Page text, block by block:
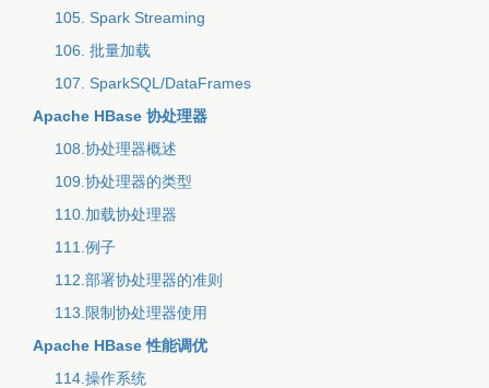
105. Spark Streaming
106. 批量加载
107. SparkSQL/DataFrames
Apache HBase 协处理器
108.协处理器概述
109.协处理器的类型
110.加载协处理器
111.例子
112.部署协处理器的准则
113.限制协处理器使用
Apache HBase 性能调优
114.操作系统